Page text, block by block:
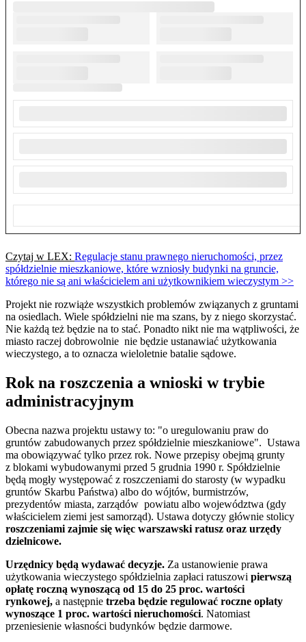
Czytaj w LEX: Regulacje stanu prawnego nieruchomości, przez
spółdzielnie mieszkaniowe, które wzniosły budynki na gruncie,
którego nie są ani właścicielem ani użytkownikiem wieczystym >>
Projekt nie rozwiąże wszystkich problemów związanych z gruntami
na osiedlach. Wiele spółdzielni nie ma szans, by z niego skorzystać.
Nie każdą też będzie na to stać. Ponadto nikt nie ma wątpliwości, że
miasto raczej dobrowolnie nie będzie ustanawiać użytkowania
wieczystego, a to oznacza wieloletnie batalie sądowe.
Rok na roszczenia a wnioski w trybie
administracyjnym
Obecna nazwa projektu ustawy to: "o uregulowaniu praw do
gruntów zabudowanych przez spółdzielnie mieszkaniowe". Ustawa
ma obowiązywać tylko przez rok. Nowe przepisy obejmą grunty
z blokami wybudowanymi przed 5 grudnia 1990 r. Spółdzielnie
będą mogły występować z roszczeniami do starosty (w wypadku
gruntów Skarbu Państwa) albo do wójtów, burmistrzów,
prezydentów miasta, zarządów powiatu albo województwa (gdy
właścicielem ziemi jest samorząd). Ustawa dotyczy głównie stolicy
roszczeniami zajmie się więc warszawski ratusz oraz urzędy
dzielnicowe.
Urzędnicy będą wydawać decyzje. Za ustanowienie prawa
użytkowania wieczystego spółdzielnia zapłaci ratuszowi pierwszą
opłatę roczną wynoszącą od 15 do 25 proc. wartości
rynkowej, a następnie trzeba będzie regulować roczne opłaty
wynoszące 1 proc. wartości nieruchomości. Natomiast
przeniesienie własności budynków będzie darmowe.